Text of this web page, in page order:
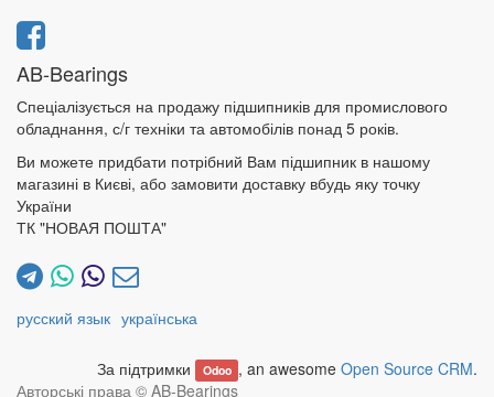
AB-Bearings
Спеціалізується на продажу підшипників для промислового
обладнання, с/г техніки та автомобілів понад 5 років.
Ви можете придбати потрібний Вам підшипник в нашому
магазині в Києві, або замовити доставку вбудь яку точку
України
ТК "НОВАЯ ПОШТА"
русский язык українська
За підтримки Odoo , an awesome Open Source CRM.
Авторські права © AB-Bearings